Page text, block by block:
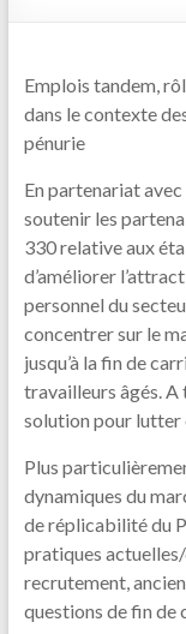
Emplois tandem,
dans le contexte
pénurie
En partenariat
soutenir les
330 relative aux
d’améliorer
personnel du
concentrer sur le
jusqu’à la fin de
travailleurs âgés. A
solution pour lutter
Plus
dynamiques du
de réplicabilité du
pratiques
recrutement,
questions de fin de